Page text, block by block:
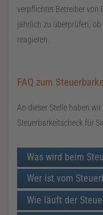
verpflichtet Betreiber von
jährlich zu überprüfen,
reagieren.
FAQ zum
An dieser Stelle haben
Steuerbarkeitscheck für
Was wird beim
Wer ist vom
Wie läuft der